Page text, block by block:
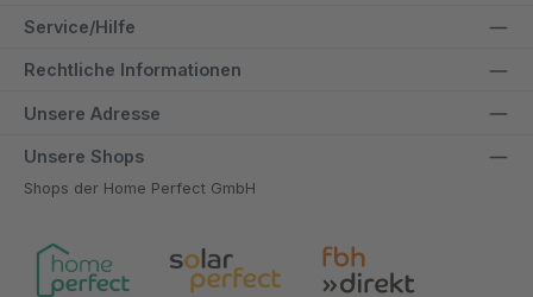
Service/Hilfe
Rechtliche Informationen
Unsere Adresse
Unsere Shops
Shops der Home Perfect GmbH